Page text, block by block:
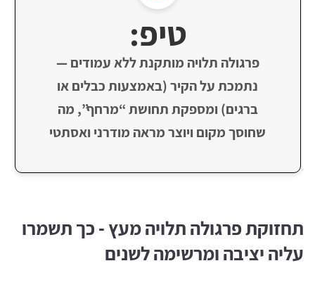
טיפ:
פרגולה תלויה מותקנת ללא עמודים —
נתמכת על הקיר (באמצעות כבלים או
ברגים) ומספקת תחושת “מרחף”, מה
שחוסך מקום ויוצר מראה מודרני ואסתטי
תחזוקת פרגולה תלויה מעץ - כך תשמרו
עליה יציבה ומרשימה לשנים